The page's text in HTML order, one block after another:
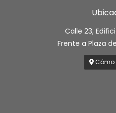
Calle 23,
Frente a Plaza
Cómo